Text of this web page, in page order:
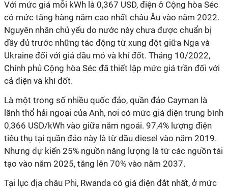
Với mức giá mỗi kWh là 0,367 USD, điện ở Cộng hòa Séc
có mức tăng hàng năm cao nhất châu Âu vào năm 2022.
Nguyên nhân chủ yếu do nước này chưa được chuẩn bị
đầy đủ trước những tác động từ xung đột giữa Nga và
Ukraine đối với giá dầu mỏ và khí đốt. Tháng 10/2022,
Chính phủ Cộng hòa Séc đã thiết lập mức giá trần đối với
cả điện và khí đốt.
Là một trong số nhiều quốc đảo, quần đảo Cayman là
lãnh thổ hải ngoại của Anh, nơi có mức giá điện trung bình
0,366 USD/kWh vào giữa năm ngoái. 97,4% lượng điện
tiêu thụ tại quần đảo này là từ dầu diesel vào năm 2019.
Nhưng dự kiến 25% nguồn năng lượng là từ các nguồn tái
tạo vào năm 2025, tăng lên 70% vào năm 2037.
Tại lục địa châu Phi, Rwanda có giá điện đắt nhất, ở mức